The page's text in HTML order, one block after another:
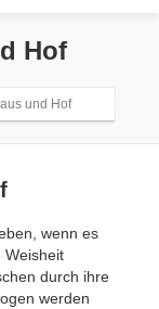
Hof
und Hof
wenn es
Weisheit
durch ihre
werden